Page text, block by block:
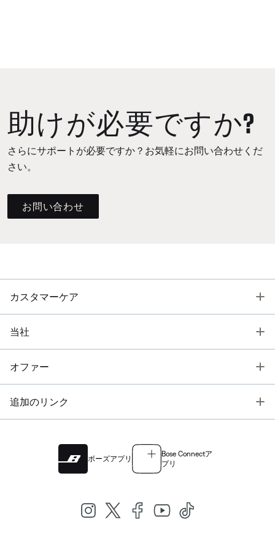
助けが必要ですか?
さらにサポートが必要ですか？お気軽にお問い合わせくだ
さい。
お問い合わせ
カスタマーケア
当社
オファー
追加のリンク
ボーズアプリ
Bose Connectア
プリ